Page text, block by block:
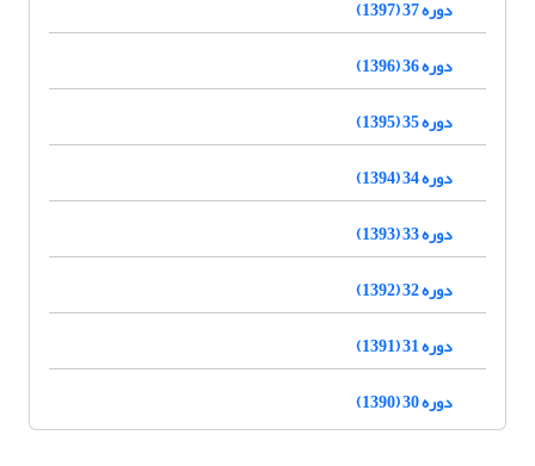
دوره 37 (1397)
دوره 36 (1396)
دوره 35 (1395)
دوره 34 (1394)
دوره 33 (1393)
دوره 32 (1392)
دوره 31 (1391)
دوره 30 (1390)